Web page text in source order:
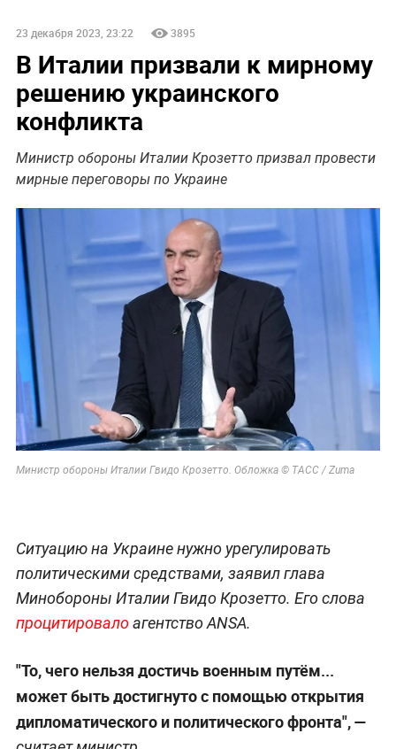
23 декабря 2023, 23:22 3895
В Италии призвали к мирному
решению украинского
конфликта
Министр обороны Италии Крозетто призвал провести
мирные переговоры по Украине
Министр обороны Италии Гвидо Крозетто. Обложка © ТАСС / Zuma
Ситуацию на Украине нужно урегулировать
политическими средствами, заявил глава
Минобороны Италии Гвидо Крозетто. Его слова
процитировалоагентство ANSA.
"То, чего нельзя достичь военным путём...
может быть достигнуто с помощью открытия
дипломатического и политического фронта", —